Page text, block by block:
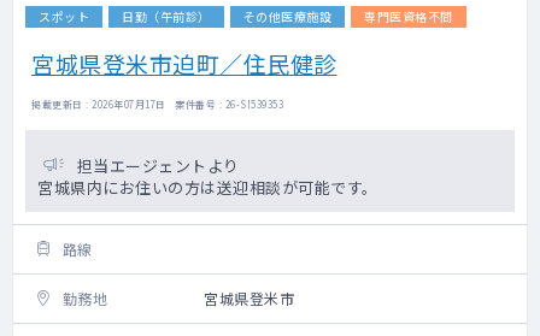
スポット 日勤（午前診） その他医療施設 専門医資格不問
宮城県登米市迫町／住民健診
掲載更新日 : 2026年07月17日 案件番号 : 26-SI539353
担当エージェントより
宮城県内にお住いの方は送迎相談が可能です。
路線
勤務地 宮城県登米市